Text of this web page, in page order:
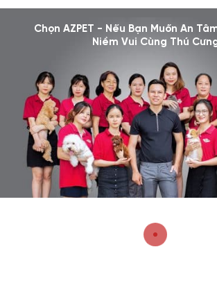
Chọn AZPET - Nếu Bạn Muốn An
Niềm Vui Cùng Thú